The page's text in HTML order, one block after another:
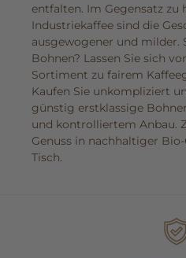
entfalten. Im Gegensatz
Industriekaffee sind die
ausgewogener und milder.
Bohnen? Lassen Sie sich
Sortiment zu fairem
Kaufen Sie unkompliziert
günstig erstklassige
und kontrolliertem Anbau.
Genuss in nachhaltiger
Tisch.